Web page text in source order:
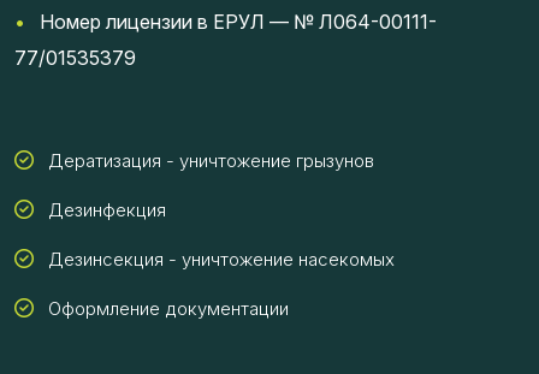
• Номер лицензии в ЕРУЛ — № Л064-00111-
77/01535379
Дератизация - уничтожение грызунов
Дезинфекция
Дезинсекция - уничтожение насекомых
Оформление документации